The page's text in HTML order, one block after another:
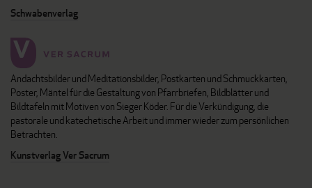
Schwabenverlag
Andachtsbilder und Meditationsbilder, Postkarten und Schmuckkarten,
Poster, Mäntel für die Gestaltung von Pfarrbriefen, Bildblätter und
Bildtafeln mit Motiven von Sieger Köder. Für die Verkündigung, die
pastorale und katechetische Arbeit und immer wieder zum persönlichen
Betrachten.
Kunstverlag Ver Sacrum